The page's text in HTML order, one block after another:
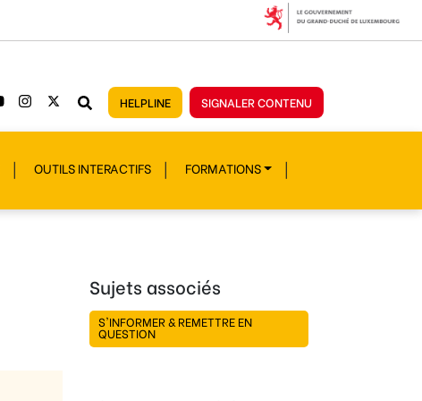
HELPLINE SIGNALER CONTENU
OUTILS INTERACTIFS FORMATIONS
Sujets associés
S'INFORMER & REMETTRE EN
QUESTION